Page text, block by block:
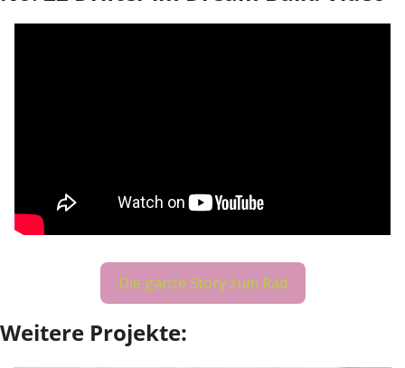
Die ganze Story zum Rad
Weitere Projekte: